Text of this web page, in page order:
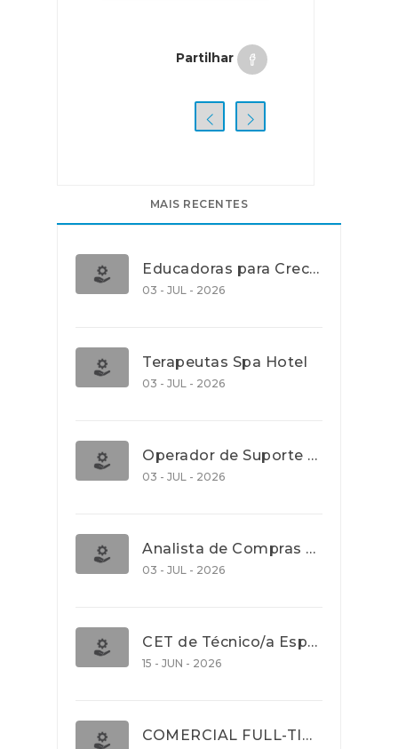
Partilhar
MAIS RECENTES
Educadoras para Creche e J.I., Lisboa
03 - JUL - 2026
Terapeutas Spa Hotel
03 - JUL - 2026
Operador de Suporte Operacional
03 - JUL - 2026
Analista de Compras e Contratos (Banca)
03 - JUL - 2026
CET de Técnico/a Especialista em Comércio Internacional (Nível 5)
15 - JUN - 2026
COMERCIAL FULL-TIME